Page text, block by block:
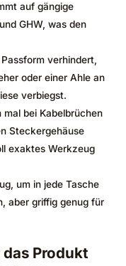
auf gängige
GHW, was den
verhindert,
oder einer Ahle an
verbiegst.
mal bei Kabelbrüchen
Steckergehäuse
exaktes Werkzeug
um in jede Tasche
aber griffig genug für
Produkt